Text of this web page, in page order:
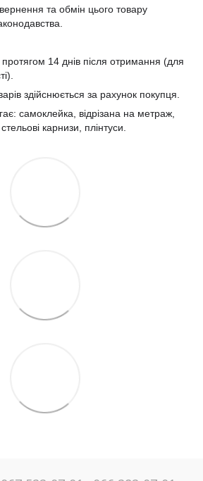
та обмін цього товару
14 днів після отримання (для
здійснюється за рахунок покупця.
самоклейка, відрізана на метраж,
карнизи, плінтуси.